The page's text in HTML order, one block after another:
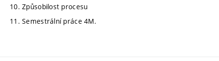
10. Způsobilost procesu
11. Semestrální práce 4M.